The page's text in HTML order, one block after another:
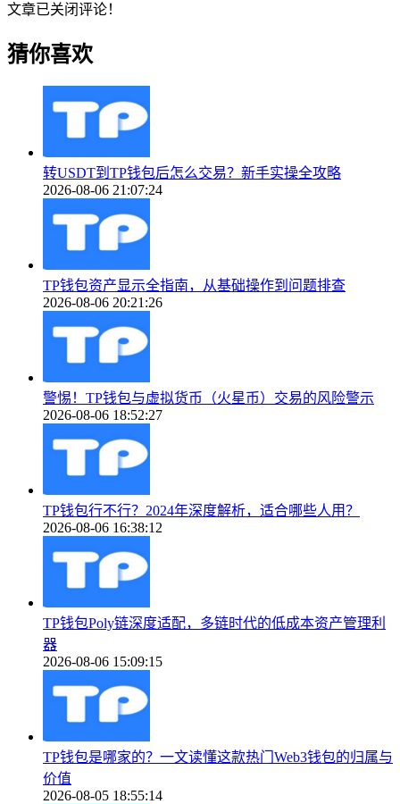
文章已关闭评论！
猜你喜欢
转USDT到TP钱包后怎么交易？新手实操全攻略
2026-08-06 21:07:24
TP钱包资产显示全指南，从基础操作到问题排查
2026-08-06 20:21:26
警惕！TP钱包与虚拟货币（火星币）交易的风险警示
2026-08-06 18:52:27
TP钱包行不行？2024年深度解析，适合哪些人用？
2026-08-06 16:38:12
TP钱包Poly链深度适配，多链时代的低成本资产管理利
器
2026-08-06 15:09:15
TP钱包是哪家的？一文读懂这款热门Web3钱包的归属与
价值
2026-08-05 18:55:14